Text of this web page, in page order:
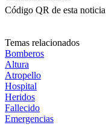
Código QR de esta noticia
Temas relacionados
Bomberos
Altura
Atropello
Hospital
Heridos
Fallecido
Emergencias